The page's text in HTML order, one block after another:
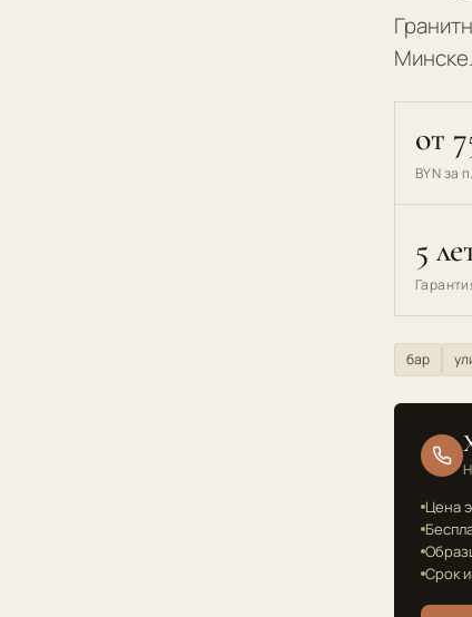
Минске.
от
BYN за
5
бар
Цена
Срок